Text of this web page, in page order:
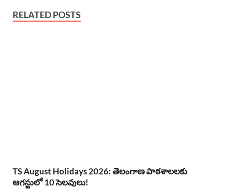
RELATED POSTS
TS August Holidays 2026: తెలంగాణ పాఠశాలలకు
ఆగస్టులో 10 సెలవులు!